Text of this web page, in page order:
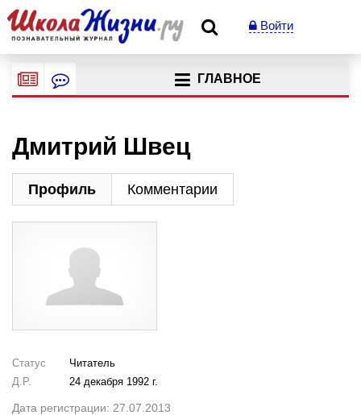
Войти
ГЛАВНОЕ
Дмитрий Швец
Профиль Комментарии
Статус
Читатель
Д.Р.
24 декабря 1992 г.
Дата регистрации: 27.07.2013